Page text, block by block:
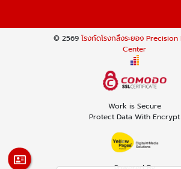
© 2569 โรงกัดโรงกลึงระยอง
Center
Work is Secure
Protect Data With Encrypt